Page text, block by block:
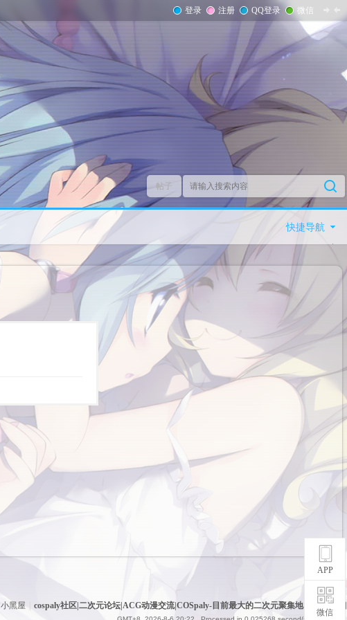
登录 注册 QQ登录 微信
帖子
快捷导航
小黑屋 cospaly社区|二次元论坛|ACG动漫交流|COSpaly-目前最大的二次元聚集地 网站地图
APP
微信